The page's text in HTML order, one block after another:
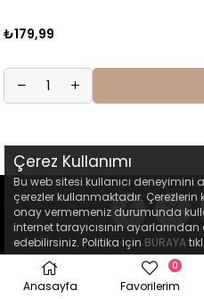
₺179,99
Çerez Kullanımı
Bu web sitesi kullanıcı deneyimini
çerezler kullanmaktadır. Çerezlerin
onay vermemeniz durumunda
internet tarayıcısının
edebilirsiniz. Politika için BURAYA
Anasayfa Favorilerim
0